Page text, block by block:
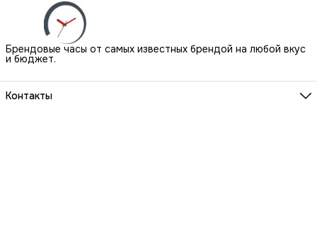
Брендовые часы от самых известных брендой на любой вкус
и бюджет.
Контакты